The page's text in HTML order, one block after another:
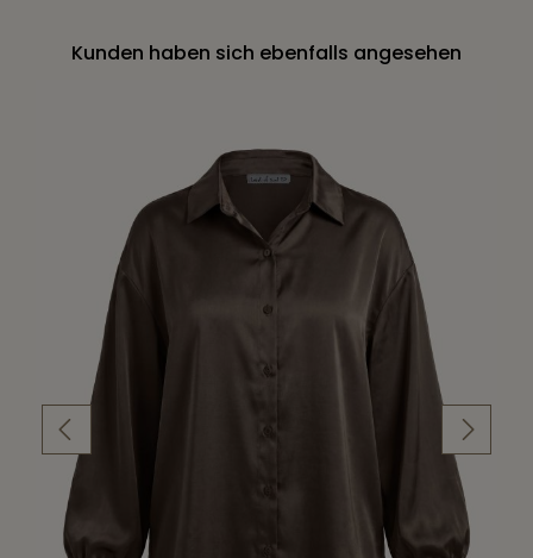
Kunden haben sich ebenfalls angesehen